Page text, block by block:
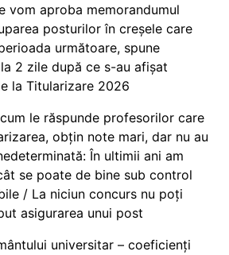
vom aproba memorandumul
posturilor în creșele care
următoare, spune
2 zile după ce s-au afișat
la Titularizare 2026
le răspunde profesorilor care
obțin note mari, dar nu au
În ultimii ani am
se poate de bine sub control
/ La niciun concurs nu poți
asigurarea unui post
universitar – coeficienți